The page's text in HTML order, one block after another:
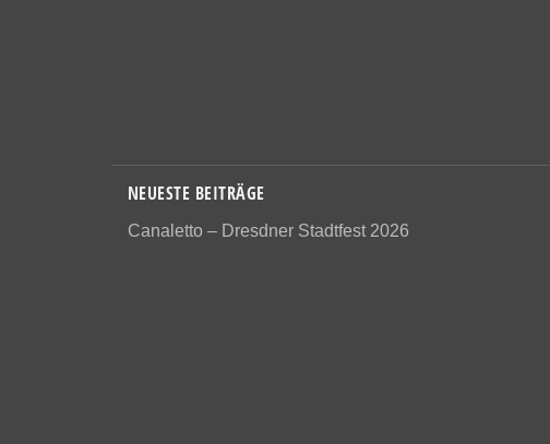
NEUESTE BEITRÄGE
Canaletto – Dresdner Stadtfest 2026